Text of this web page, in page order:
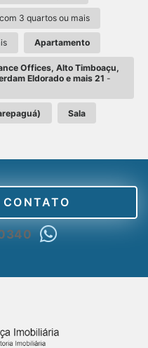
com 3 quartos ou mais
Apartamento
Offices, Alto Timboaçu,
Eldorado e mais 21 -
Sala